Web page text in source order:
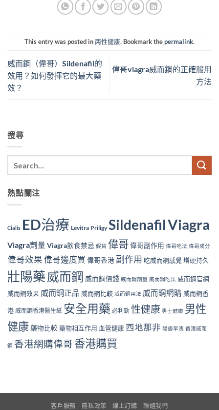
This entry was posted in两性健康. Bookmark thepermalink.
威而鋼（偉哥）Sildenafil的
效用？如何發揮它的最大藥
效？
偉哥viagra威而鋼的正確服用
方法
搜尋
熱點關注
Cialis ED治療 Levitra Priligy SildenafilViagra
Viagra劑量 Viagra飲食禁忌 假貨 偉哥偉哥副作用 偉哥吃法 偉哥成分
偉哥效果偉哥邊度買 偉哥香港 副作用 吃威而鋼感覺 增硬持久
壯陽藥 威而鋼 威而鋼價錢 威而鋼劑量 威而鋼吃法 威而鋼官網
威而鋼效果 威而鋼正品 威而鋼比較 威而鋼用法 威而鋼網購 威而鋼香
港 威而鋼香港醫生紙 安全用藥 必利勁 性健康 男士健康 男性
健康藥物比較藥物相互作用 血管健康 西地那非 陽痿早洩 香港威而
鋼 香港網購偉哥 香港購買
客戶服務 隱私政策 線上訂購 聯絡我們